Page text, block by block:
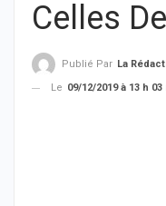
Celles
Publié Par La Rédaction De
Le 09/12/2019 à 13 h 03